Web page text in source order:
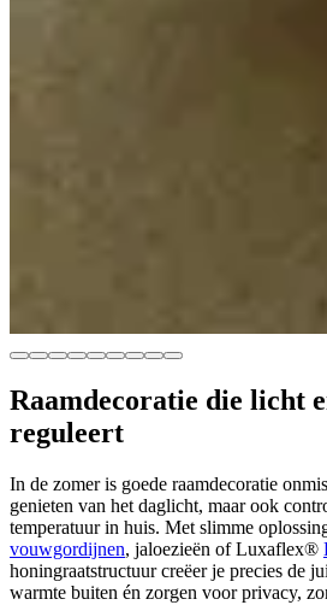
Raamdecoratie die licht
reguleert
In de zomer is goede raamdecoratie
genieten van het daglicht, maar ook
temperatuur in huis. Met slimme
vouwgordijnen, jaloezieën of Luxaflex®
honingraatstructuur creëer je precies de
warmte buiten én zorgen voor privacy,